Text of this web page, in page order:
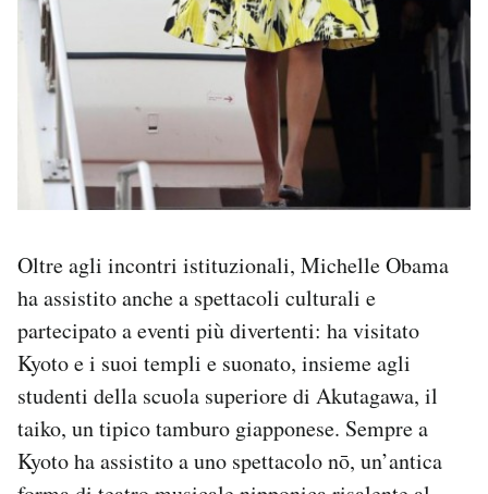
Oltre agli incontri istituzionali, Michelle Obama
ha assistito anche a spettacoli culturali e
partecipato a eventi più divertenti: ha visitato
Kyoto e i suoi templi e suonato, insieme agli
studenti della scuola superiore di Akutagawa, il
taiko, un tipico tamburo giapponese. Sempre a
Kyoto ha assistito a uno spettacolo nō, un’antica